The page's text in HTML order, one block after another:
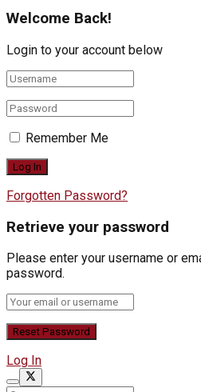
Welcome Back!
Login to your account below
Remember Me
Forgotten Password?
Retrieve your password
Please enter your username or
password.
Log In